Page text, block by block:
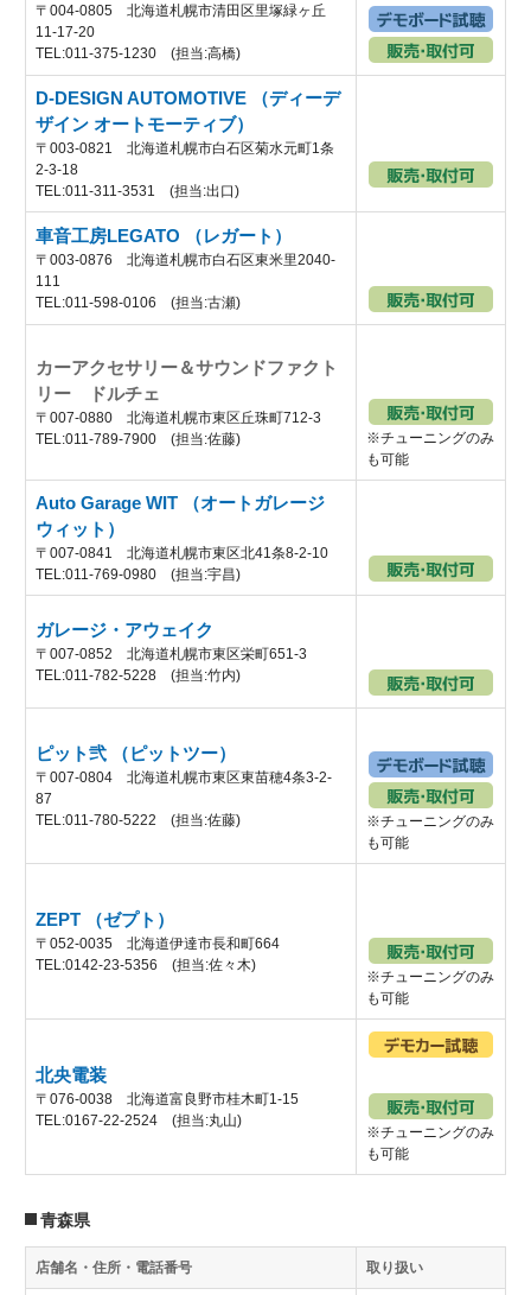
〒004-0805 北海道札幌市清田区里塚緑ヶ丘
11-17-20
TEL:011-375-1230 (担当:高橋)
D-DESIGN AUTOMOTIVE （ディーデ
ザイン オートモーティブ）
〒003-0821 北海道札幌市白石区菊水元町1条
2-3-18
TEL:011-311-3531 (担当:出口)
車音工房LEGATO （レガート）
〒003-0876 北海道札幌市白石区東米里2040-
111
TEL:011-598-0106 (担当:古瀬)
カーアクセサリー＆サウンドファクト
リー ドルチェ
〒007-0880 北海道札幌市東区丘珠町712-3
TEL:011-789-7900 (担当:佐藤)
※チューニングのみ
も可能
Auto Garage WIT （オートガレージ
ウィット）
〒007-0841 北海道札幌市東区北41条8-2-10
TEL:011-769-0980 (担当:宇昌)
ガレージ・アウェイク
〒007-0852 北海道札幌市東区栄町651-3
TEL:011-782-5228 (担当:竹内)
ピット弐 （ピットツー）
〒007-0804 北海道札幌市東区東苗穂4条3-2-
87
TEL:011-780-5222 (担当:佐藤)
※チューニングのみ
も可能
ZEPT （ゼプト）
〒052-0035 北海道伊達市長和町664
TEL:0142-23-5356 (担当:佐々木)
※チューニングのみ
も可能
北央電装
〒076-0038 北海道富良野市桂木町1-15
TEL:0167-22-2524 (担当:丸山)
※チューニングのみ
も可能
青森県
店舗名・住所・電話番号 取り扱い